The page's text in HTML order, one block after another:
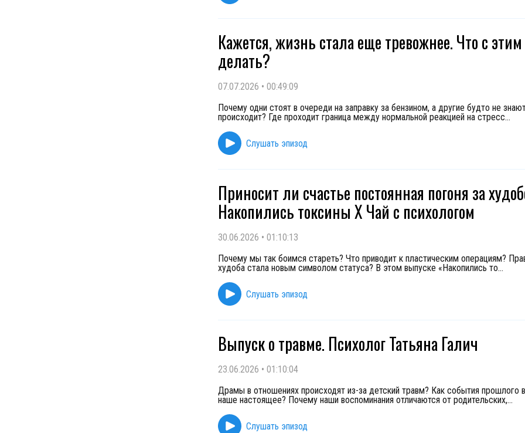
Кажется, жизнь стала еще тревожнее. Что с этим
делать?
07.07.2026 • 00:49:09
Почему одни стоят в очереди на заправку за бензином, а другие будто не
происходит? Где проходит граница между нормальной реакцией на стресс...
Слушать эпизод
Приносит ли счастье постоянная погоня за
Накопились токсины Х Чай с психологом
30.06.2026 • 01:10:13
Почему мы так боимся стареть? Что приводит к пластическим операциям?
худоба стала новым символом статуса? В этом выпуске «Накопились то...
Слушать эпизод
Выпуск о травме. Психолог Татьяна Галич
23.06.2026 • 01:10:04
Драмы в отношениях происходят из-за детский травм? Как события прошлого
наше настоящее? Почему наши воспоминания отличаются от родительских,...
Слушать эпизод